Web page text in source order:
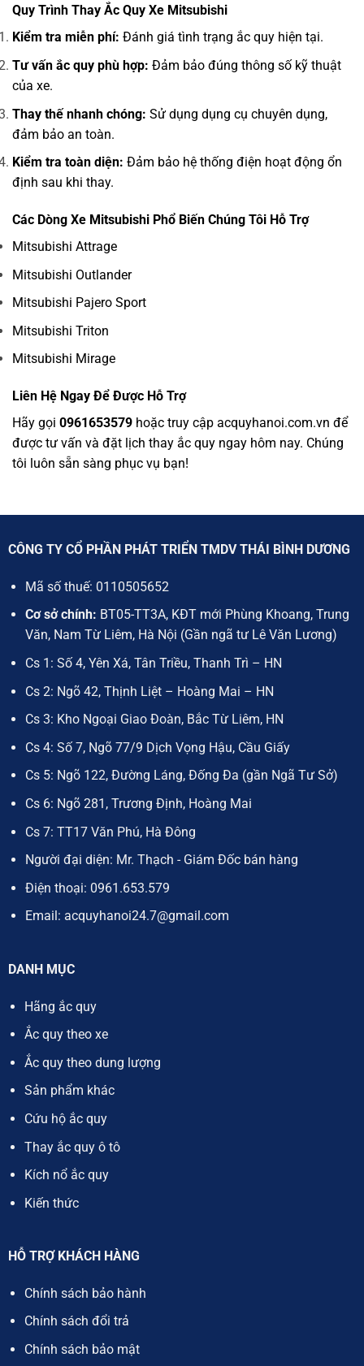
Quy Trình Thay Ắc Quy Xe Mitsubishi
Kiểm tra miễn phí: Đánh giá tình trạng ắc quy hiện tại.
Tư vấn ắc quy phù hợp: Đảm bảo đúng thông số kỹ thuật
của xe.
Thay thế nhanh chóng: Sử dụng dụng cụ chuyên dụng,
đảm bảo an toàn.
Kiểm tra toàn diện: Đảm bảo hệ thống điện hoạt động ổn
định sau khi thay.
Các Dòng Xe Mitsubishi Phổ Biến Chúng Tôi Hỗ Trợ
Mitsubishi Attrage
Mitsubishi Outlander
Mitsubishi Pajero Sport
Mitsubishi Triton
Mitsubishi Mirage
Liên Hệ Ngay Để Được Hỗ Trợ
Hãy gọi 0961653579 hoặc truy cập acquyhanoi.com.vn để
được tư vấn và đặt lịch thay ắc quy ngay hôm nay. Chúng
tôi luôn sẵn sàng phục vụ bạn!
CÔNG TY CỔ PHẦN PHÁT TRIỂN TMDV THÁI BÌNH DƯƠNG
Mã số thuế: 0110505652
Cơ sở chính: BT05-TT3A, KĐT mới Phùng Khoang, Trung
Văn, Nam Từ Liêm, Hà Nội (Gần ngã tư Lê Văn Lương)
Cs 1: Số 4, Yên Xá, Tân Triều, Thanh Trì – HN
Cs 2: Ngõ 42, Thịnh Liệt – Hoàng Mai – HN
Cs 3: Kho Ngoại Giao Đoàn, Bắc Từ Liêm, HN
Cs 4: Số 7, Ngõ 77/9 Dịch Vọng Hậu, Cầu Giấy
Cs 5: Ngõ 122, Đường Láng, Đống Đa (gần Ngã Tư Sở)
Cs 6: Ngõ 281, Trương Định, Hoàng Mai
Cs 7: TT17 Văn Phú, Hà Đông
Người đại diện: Mr. Thạch - Giám Đốc bán hàng
Điện thoại: 0961.653.579
Email: acquyhanoi24.7@gmail.com
DANH MỤC
Hãng ắc quy
Ắc quy theo xe
Ắc quy theo dung lượng
Sản phẩm khác
Cứu hộ ắc quy
Thay ắc quy ô tô
Kích nổ ắc quy
Kiến thức
HỖ TRỢ KHÁCH HÀNG
Chính sách bảo hành
Chính sách đổi trả
Chính sách bảo mật